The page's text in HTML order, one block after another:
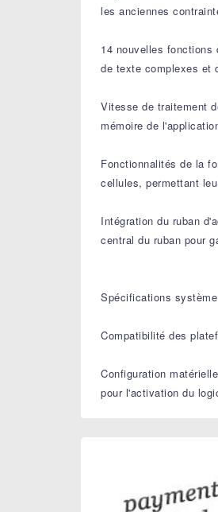
les anciennes
14 nouvelles
de texte complexes et
Vitesse de traitement
mémoire de
Fonctionnalités de la
cellules, permettant
Intégration du ruban
central du ruban pour
Spécifications
Compatibilité des
Configuration
pour l'activation du